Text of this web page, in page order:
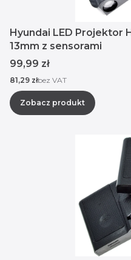
Hyundai LED Projektor
13mm z sensorami
Cena
99,99 zł
Cena
81,29 złbez VAT
Zobacz produkt